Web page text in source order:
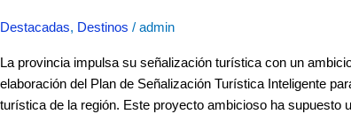
Destacadas, Destinos / admin
La provincia impulsa su señalización turística con un
elaboración del Plan de Señalización Turística Inteligente
turística de la región. Este proyecto ambicioso ha supuesto